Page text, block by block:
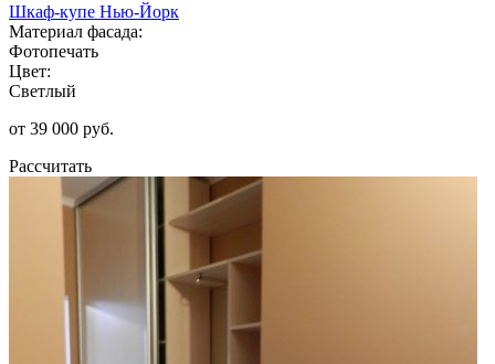
Шкаф-купе Нью-Йорк
Материал фасада:
Фотопечать
Цвет:
Светлый
от 39 000 руб.
Рассчитать